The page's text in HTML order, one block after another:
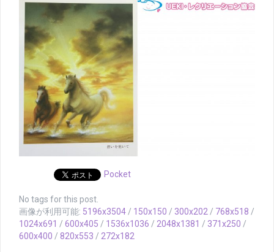
Pocket
No tags for this post.
画像が利用可能: 5196x3504 / 150x150 / 300x202 / 768x518 /
1024x691 / 600x405 / 1536x1036 / 2048x1381 / 371x250 /
600x400 / 820x553 / 272x182